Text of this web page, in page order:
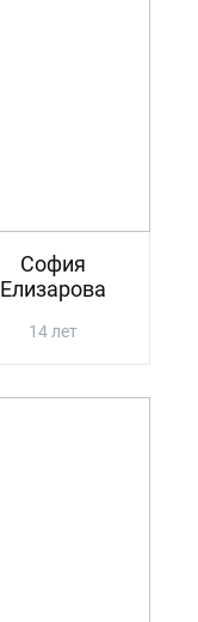
София
Елизарова
14 лет